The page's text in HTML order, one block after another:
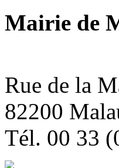
Mairie de
Rue de la
82200
Tél. 00 33